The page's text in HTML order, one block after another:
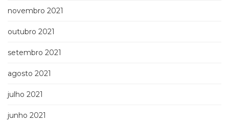
novembro 2021
outubro 2021
setembro 2021
agosto 2021
julho 2021
junho 2021